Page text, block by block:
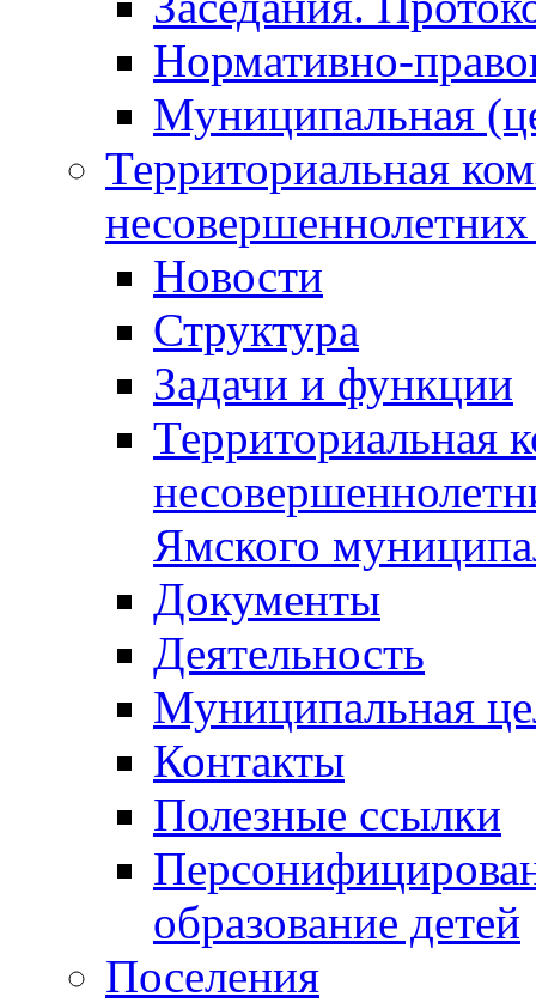
Нормативно-
Муниципальная
Территориальная
Новости
Структура
Задачи и функции
Территориальная
Ямского
Документы
Деятельность
Муниципальная
Контакты
Полезные ссылки
образование детей
Поселения